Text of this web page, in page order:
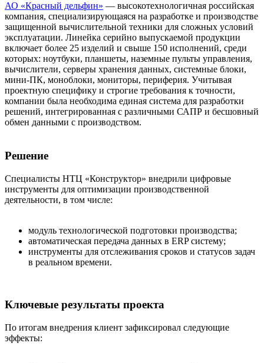
АО «Красный дельфин» — высокотехнологичная российская
компания, специализирующаяся на разработке и производстве
защищенной вычислительной техники для сложных условий
эксплуатации. Линейка серийно выпускаемой продукции
включает более 25 изделий и свыше 150 исполнений, среди
которых: ноутбуки, планшеты, наземные пульты управления,
вычислители, серверы хранения данных, системные блоки,
мини-ПК, моноблоки, мониторы, периферия. Учитывая
проектную специфику и строгие требования к точности,
компании была необходима единая система для разработки
решений, интегрированная с различными САПР и бесшовный
обмен данными с производством.
Решение
Специалисты НТЦ «Конструктор» внедрили цифровые
инструменты для оптимизации производственной
деятельности, в том числе:
модуль технологической подготовки производства;
автоматическая передача данных в ERP систему;
инструменты для отслеживания сроков и статусов задач
в реальном времени.
Ключевые результаты проекта
По итогам внедрения клиент зафиксировал следующие
эффекты: